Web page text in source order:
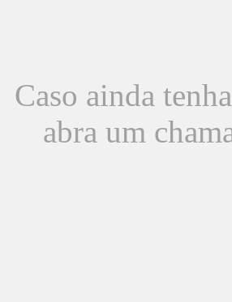
Caso ainda
abra um